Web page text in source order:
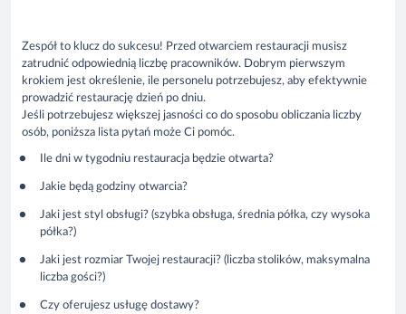
Zespół to klucz do sukcesu! Przed otwarciem restauracji musisz
zatrudnić odpowiednią liczbę pracowników. Dobrym pierwszym
krokiem jest określenie, ile personelu potrzebujesz, aby efektywnie
prowadzić restaurację dzień po dniu.
Jeśli potrzebujesz większej jasności co do sposobu obliczania liczby
osób, poniższa lista pytań może Ci pomóc.
Ile dni w tygodniu restauracja będzie otwarta?
Jakie będą godziny otwarcia?
Jaki jest styl obsługi? (szybka obsługa, średnia półka, czy wysoka
półka?)
Jaki jest rozmiar Twojej restauracji? (liczba stolików, maksymalna
liczba gości?)
Czy oferujesz usługę dostawy?